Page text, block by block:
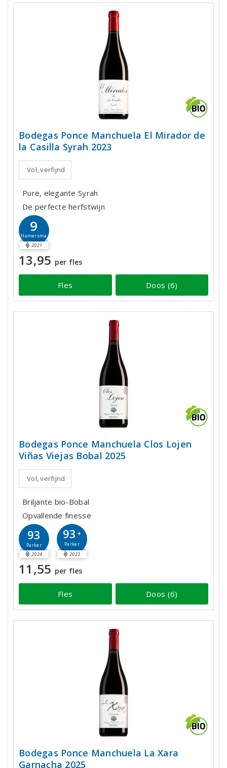
Bodegas Ponce Manchuela El Mirador de
la Casilla Syrah 2023
Vol, verfijnd
Pure, elegante Syrah
De perfecte herfstwijn
9
Hamersma
2021
13,95 per fles
Fles Doos (6)
Bodegas Ponce Manchuela Clos Lojen
Viñas Viejas Bobal 2025
Vol, verfijnd
Briljante bio-Bobal
Opvallende finesse
93
Parker
2024
93 +
Parker
2023
11,55 per fles
Fles Doos (6)
Bodegas Ponce Manchuela La Xara
Garnacha 2025